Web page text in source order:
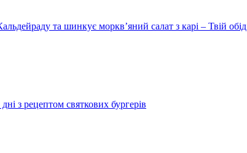
та шинкує моркв’яний салат з карі – Твій обід
з рецептом святкових бургерів